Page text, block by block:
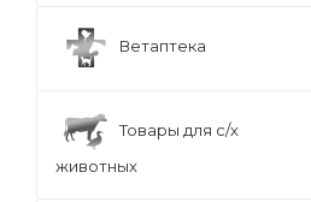
Ветаптека
Товары для с/х
животных